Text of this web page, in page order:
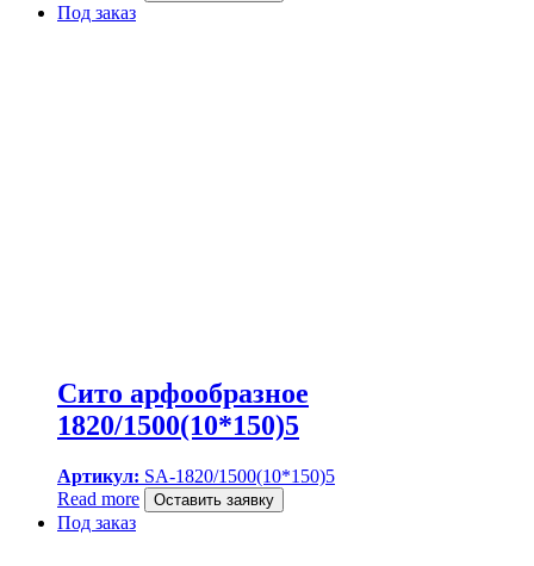
Под заказ
Сито арфообразное
1820/1500(10*150)5
Артикул: SA-1820/1500(10*150)5
Read more
Оставить заявку
Под заказ